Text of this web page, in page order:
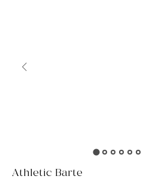
Athletic Barte